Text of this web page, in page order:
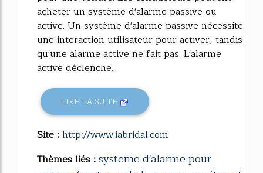
acheter un système d'alarme passive ou
active. Un système d'alarme passive nécessite
une interaction utilisateur pour activer, tandis
qu'une alarme active ne fait pas. L'alarme
active déclenche...
LIRE LA SUITE
Site :http://www.iabridal.com
Thèmes liés :systeme d'alarme pour